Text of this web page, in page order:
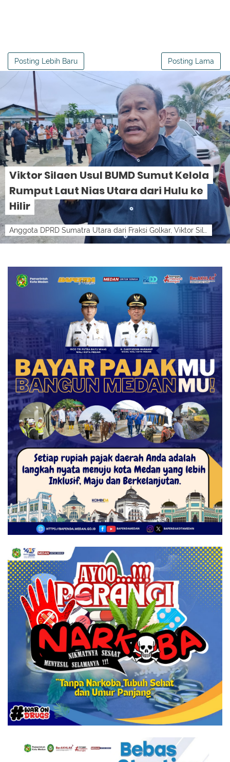
Posting Lebih Baru Posting Lama
Viktor Silaen Usul BUMD Sumut Kelola
Rumput Laut Nias Utara dari Hulu ke
Hilir